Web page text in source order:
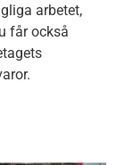
arbetet,
får också